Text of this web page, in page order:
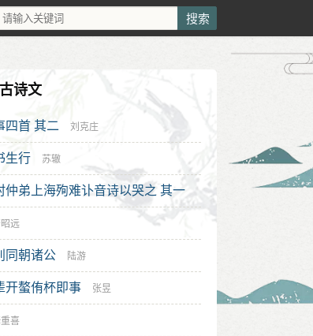
诗文
四首 其二 刘克庄
生行 苏辙
仲弟上海殉难讣音诗以哭之 其一
远
同朝诸公 陆游
开螯侑杯即事 张昱
喜